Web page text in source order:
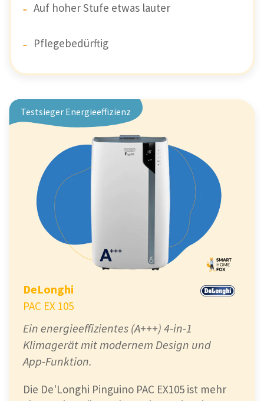
Auf hoher Stufe etwas lauter
Pflegebedürftig
Testsieger Energieeffizienz
DeLonghi
PAC EX 105
Ein energieeffizientes (A+++) 4-in-1
Klimagerät mit modernem Design und
App-Funktion.
Die De'Longhi Pinguino PAC EX105 ist mehr